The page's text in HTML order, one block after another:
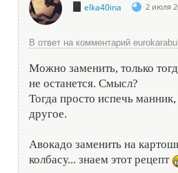
elka40ina 2 июля
В ответ на комментарий
Можно заменить, только
не останется. Смысл?
Тогда просто испечь
другое.
Авокадо заменить на
колбасу... знаем этот рецепт